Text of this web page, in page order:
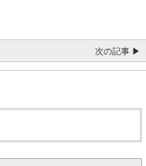
次の記事 ▶